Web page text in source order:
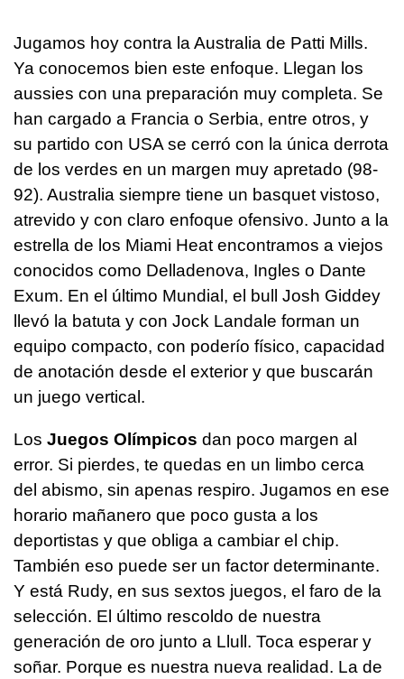
Jugamos hoy contra la Australia de Patti Mills.
Ya conocemos bien este enfoque. Llegan los
aussies con una preparación muy completa. Se
han cargado a Francia o Serbia, entre otros, y
su partido con USA se cerró con la única derrota
de los verdes en un margen muy apretado (98-
92). Australia siempre tiene un basquet vistoso,
atrevido y con claro enfoque ofensivo. Junto a la
estrella de los Miami Heat encontramos a viejos
conocidos como Delladenova, Ingles o Dante
Exum. En el último Mundial, el bull Josh Giddey
llevó la batuta y con Jock Landale forman un
equipo compacto, con poderío físico, capacidad
de anotación desde el exterior y que buscarán
un juego vertical.
Los Juegos Olímpicos dan poco margen al
error. Si pierdes, te quedas en un limbo cerca
del abismo, sin apenas respiro. Jugamos en ese
horario mañanero que poco gusta a los
deportistas y que obliga a cambiar el chip.
También eso puede ser un factor determinante.
Y está Rudy, en sus sextos juegos, el faro de la
selección. El último rescoldo de nuestra
generación de oro junto a Llull. Toca esperar y
soñar. Porque es nuestra nueva realidad. La de